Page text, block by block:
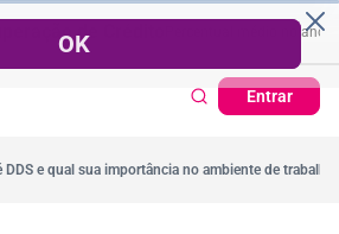
de Crédito 38,7%
Entrar
Cartão de Crédito | Cadastro
DDS e qual sua importância no ambiente de